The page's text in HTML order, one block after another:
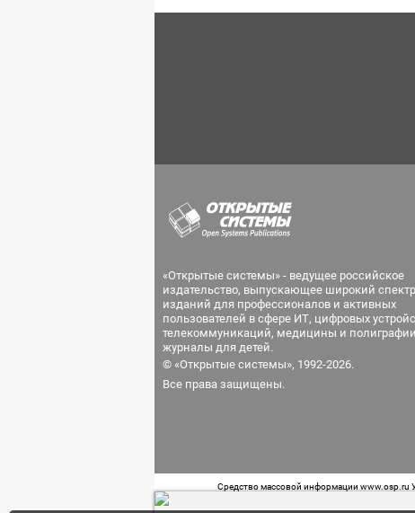
«Открытые системы» - ведущее российское
издательство, выпускающее широкий спектр
изданий для профессионалов и активных
пользователей в сфере ИТ, цифровых
телекоммуникаций, медицины и
журналы для детей.
© «Открытые системы», 1992-2026.
Все права защищены.
Средство массовой информации www.osp.ru